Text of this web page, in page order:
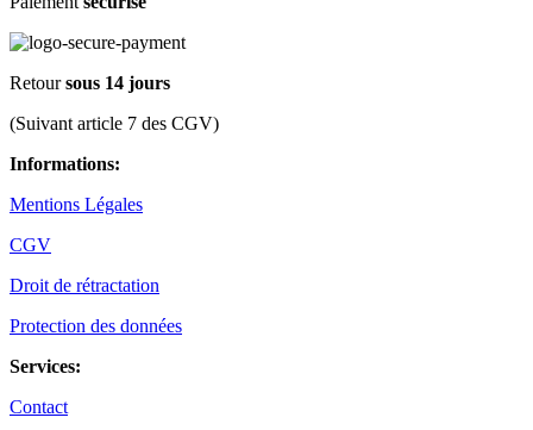
Retoursous 14 jours
(Suivant article 7 des CGV)
Informations:
Mentions Légales
CGV
Droit de rétractation
Protection des données
Services:
Contact